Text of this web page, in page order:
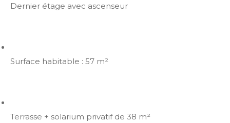
Dernier étage avec ascenseur
Surface habitable : 57 m²
Terrasse + solarium privatif de 38 m²